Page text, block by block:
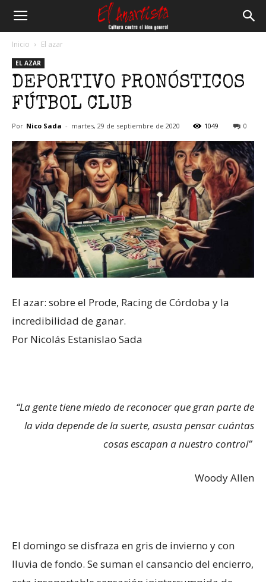
Anartista
Inicio El azar
EL AZAR
DEPORTIVO PRONÓSTICOS
FÚTBOL CLUB
Por Nico Sada - martes, 29 de septiembre de 2020 1049 0
El azar: sobre el Prode, Racing de Córdoba y la
incredibilidad de ganar.
Por Nicolás Estanislao Sada
“La gente tiene miedo de reconocer que gran parte de
la vida depende de la suerte, asusta pensar cuántas
cosas escapan a nuestro control”
Woody Allen
El domingo se disfraza en gris de invierno y con
lluvia de fondo. Se suman el cansancio del encierro,